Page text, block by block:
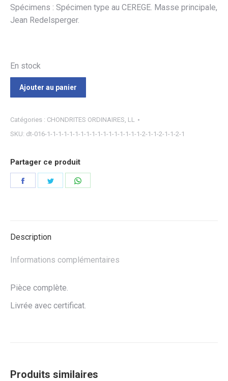
Spécimens : Spécimen type au CEREGE. Masse principale,
Jean Redelsperger.
En stock
Ajouter au panier
Catégories : CHONDRITES ORDINAIRES LL
SKU: dt-016-1-1-1-1-1-1-1-1-1-1-1-1-1-1-1-1-1-2-1-1-2-1-1-2-1
Partager ce produit
Partager Partager
Description
Informations complémentaires
Pièce complète.
Livrée avec certificat.
Produits similaires